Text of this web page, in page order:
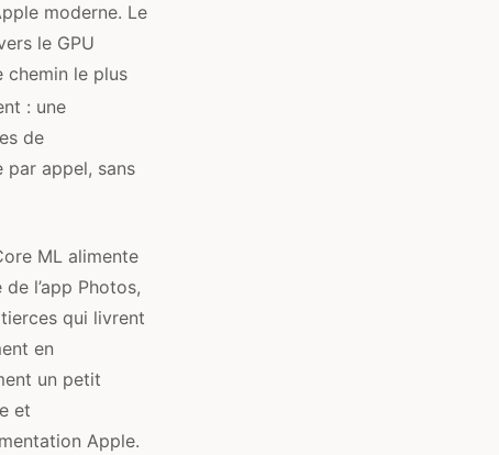
moderne. Le
le GPU
chemin le plus
: une
de
appel, sans
ML alimente
l’app Photos,
qui livrent
en
un petit
et
Apple.